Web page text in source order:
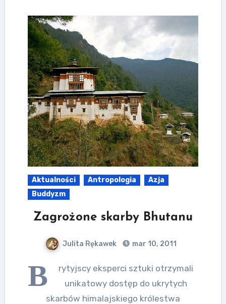
Aktualności Antropologia
Azja
Buddyzm
Zagrożone skarby Bhutanu
Julita Rękawek mar 10, 2011
B
rytyjscy eksperci sztuki otrzymali
unikatowy dostęp do ukrytych
skarbów himalajskiego królestwa